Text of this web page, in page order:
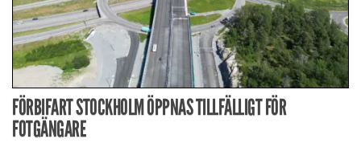
FÖRBIFART STOCKHOLM ÖPPNAS TILLFÄLLIGT FÖR
FOTGÄNGARE